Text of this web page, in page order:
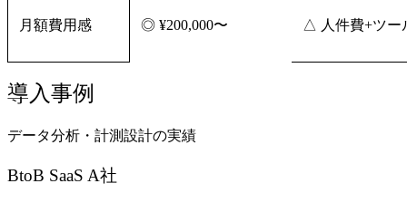
月額費用感 ◎ ¥200,000〜 △ 人件費+ツー
導入事例
データ分析・計測設計の実績
BtoB SaaS A社